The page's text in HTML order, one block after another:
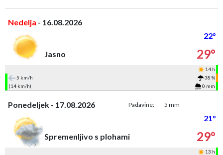
Nedelja - 16.08.2026
22°
Jasno
29°
14 h
5 km/h
38 %
(14 km/h)
0 mm
Ponedeljek - 17.08.2026 Padavine: 5 mm
21°
Spremenljivo s plohami
29°
13 h